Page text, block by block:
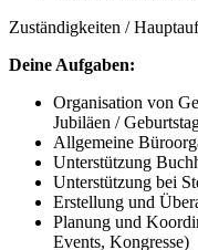
Zuständigkeiten /
Deine Aufgaben:
Organisation von
Jubiläen /
Allgemeine
Unterstützung
Unterstützung bei
Erstellung und
Planung und
Events, Kongresse)